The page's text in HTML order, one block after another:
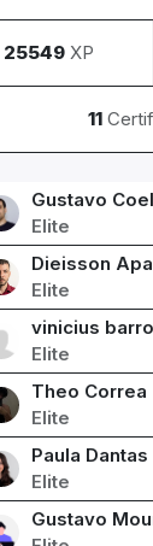
25549 XP
11
Gustavo
Elite
Dieisson
Elite
vinicius
Elite
Theo Correa
Elite
Paula
Elite
Gustavo